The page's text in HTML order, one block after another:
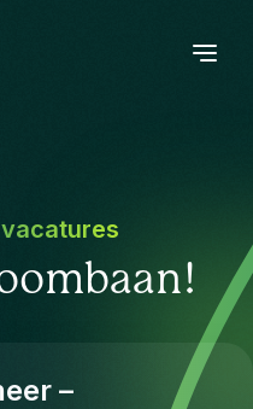
–